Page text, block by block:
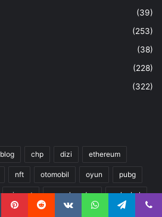
(39)
(253)
(38)
(228)
(322)
blog chp dizi ethereum
nft otomobil oyun pubg
siyaset sosyal medya voleybol